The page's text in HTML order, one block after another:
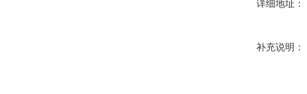
详细地址：
补充说明：